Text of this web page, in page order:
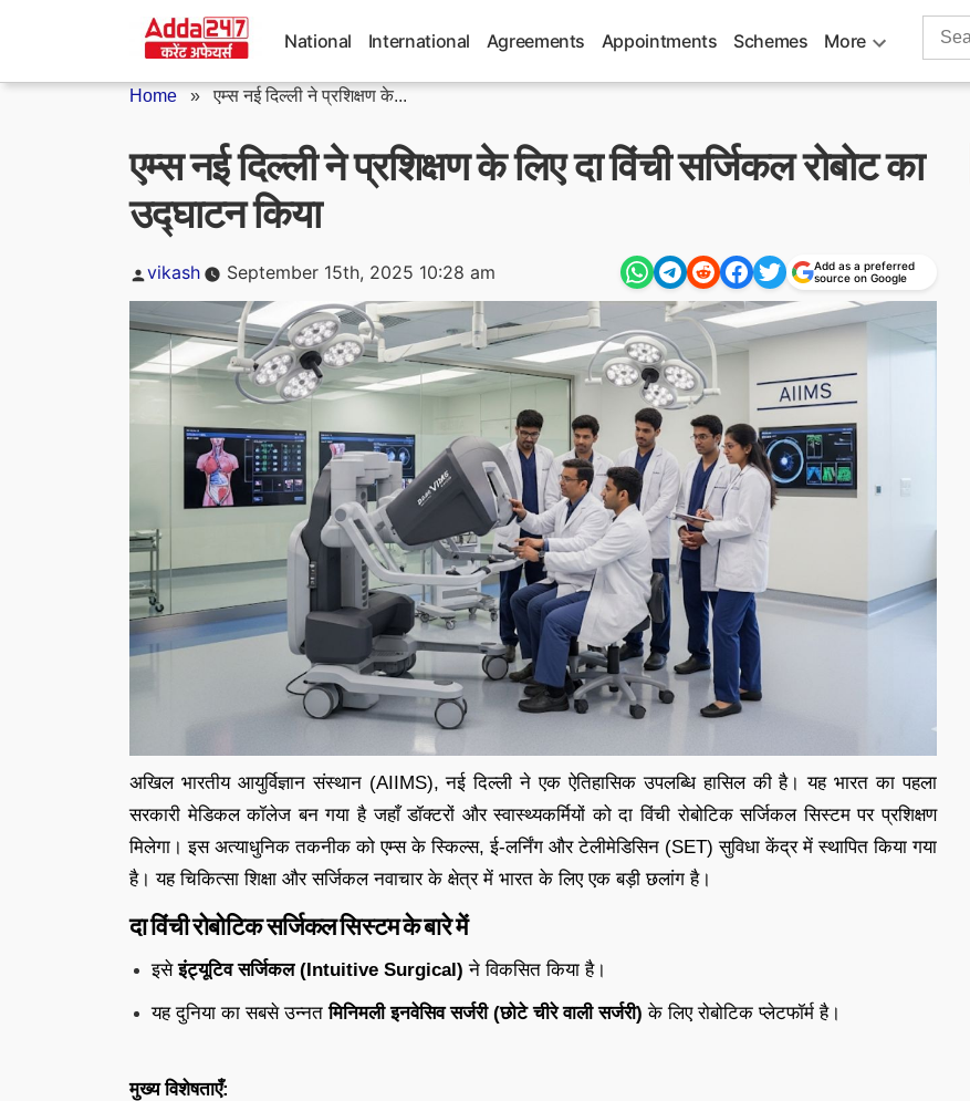
National International Agreements Appointments Schemes More
Search
Home »एम्स नई दिल्ली ने प्रशिक्षण के...
एम्स नई दिल्ली ने प्रशिक्षण के लिए दा विंची सर्जिकल रोबोट का
उद्घाटन किया
Posted
vikash September 15th, 2025 10:28 am
Add as a preferred
source on Google
अखिल भारतीय आयुर्विज्ञान संस्थान (AIIMS), नई दिल्ली ने एक ऐतिहासिक उपलब्धि हासिल की है। यह भारत का पहला
सरकारी मेडिकल कॉलेज बन गया है जहाँ डॉक्टरों और स्वास्थ्यकर्मियों को दा विंची रोबोटिक सर्जिकल सिस्टम पर प्रशिक्षण
मिलेगा। इस अत्याधुनिक तकनीक को एम्स के स्किल्स, ई-लर्निंग और टेलीमेडिसिन (SET) सुविधा केंद्र में स्थापित किया गया
है। यह चिकित्सा शिक्षा और सर्जिकल नवाचार के क्षेत्र में भारत के लिए एक बड़ी छलांग है।
दा विंची रोबोटिक सर्जिकल सिस्टम के बारे में
इसेइंट्यूटिव सर्जिकल (Intuitive Surgical) ने विकसित किया है।
यह दुनिया का सबसे उन्नतमिनिमली इनवेसिव सर्जरी (छोटे चीरे वाली सर्जरी) के लिए रोबोटिक प्लेटफॉर्म है।
मुख्य विशेषताएँ: